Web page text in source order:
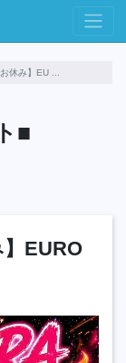
休み】EU ...
■
EURO